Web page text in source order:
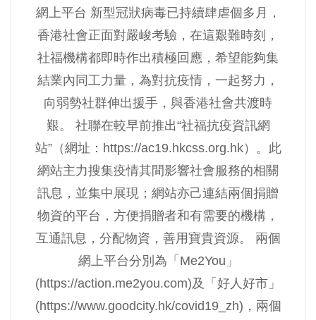
網上平台 新型冠狀病毒已持續肆虐個多月，
香港社會正面對嚴峻考驗，在這艱難時刻，
社福機構都即時作出積極回應，希望能夠集
結業內同工力量，為對抗疫情，一起努力，
向弱勢社群伸出援手，與香港社會共渡時
艱。 社聯在較早前推出“社福抗疫資訊網
站”（網址：https://ac19.hkcss.org.hk）。此
網站主力搜集疫情其間影響社會服務的相關
訊息，並集中展現；網站亦己連結兩個捐贈
物資的平台，方便捐贈者和有需要的機構，
互通訊息，分配物資，善用寶貴資源。 兩個
網上平台分別為「Me2You」
(https://action.me2you.com)及「好人好市」
(https://www.goodcity.hk/covid19_zh)，兩個